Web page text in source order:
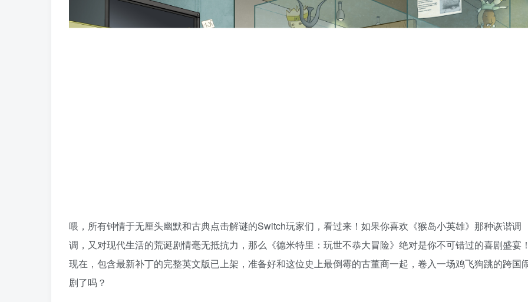
喂，所有钟情于无厘头幽默和古典点击解谜的Switch玩家们，看过来！如果你喜欢《猴岛小英雄》那种诙谐调
调，又对现代生活的荒诞剧情毫无抵抗力，那么《德米特里：玩世不恭大冒险》绝对是你不可错过的喜剧盛宴！
现在，包含最新补丁的完整英文版已上架，准备好和这位史上最倒霉的古董商一起，卷入一场鸡飞狗跳的跨国
剧了吗？